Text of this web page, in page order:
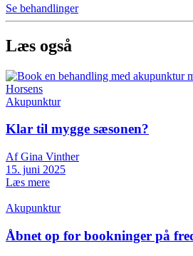
Se behandlinger
Læs også
Akupunktur
Klar til mygge sæsonen?
Af Gina Vinther
15. juni 2025
Læs mere
Akupunktur
Åbnet op for bookninger på